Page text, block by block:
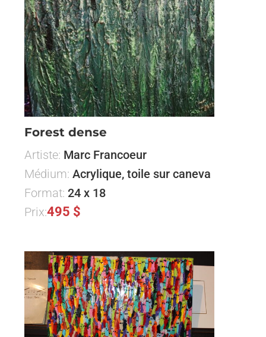
Forest dense
Artiste: Marc Francoeur
Médium: Acrylique, toile sur caneva
Format: 24 x 18
Prix:495 $